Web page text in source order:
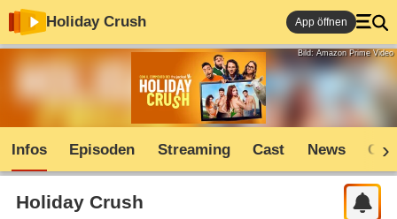
Holiday Crush App öffnen
Bild: Amazon Prime Video
Infos Episoden Streaming Cast News
Holiday Crush